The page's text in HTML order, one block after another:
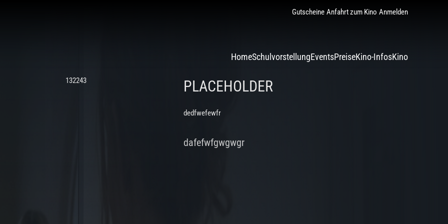
Gutscheine Anfahrt zum Kino Anmelden
HomeSchulvorstellungEventsPreiseKino-InfosKino
132243 PLACEHOLDER
dedfwefewfr
dafefwfgwgwgr